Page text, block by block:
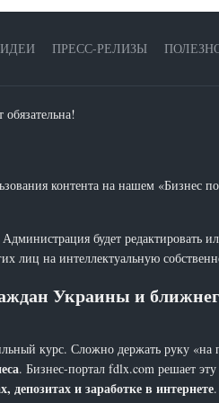
ПРЕСС-РЕЛИЗЫ
контента на нашем «Бизнес
будет редактировать
лиц на интеллектуальную
Украины и
курс. Сложно держать руку «на
. Бизнес-портал fdlx.com решает эту
и заработке в интернете.